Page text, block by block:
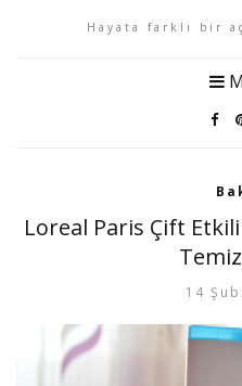
Hayata farklı bir
Loreal Paris Çift
14